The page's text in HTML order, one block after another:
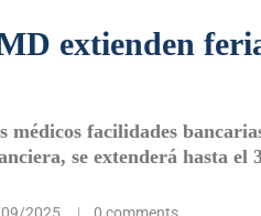
extienden
médicos facilidades
se extenderá hasta el